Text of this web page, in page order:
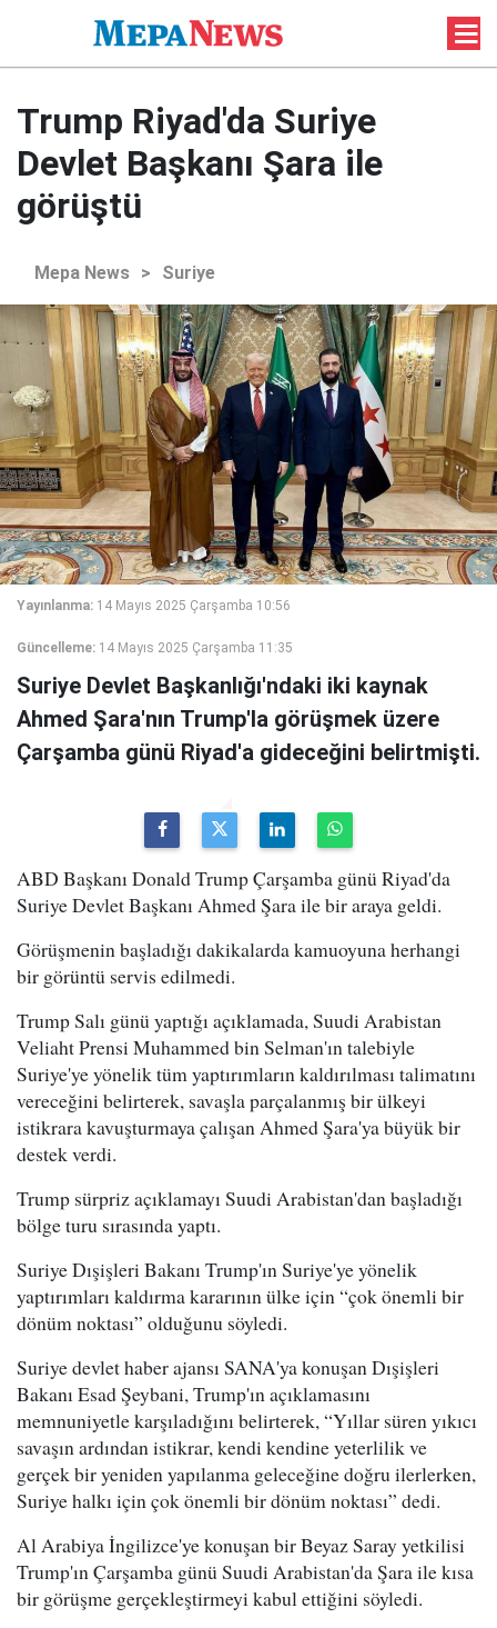
Trump Riyad'da Suriye
Devlet Başkanı Şara ile
görüştü
Mepa News > Suriye
Yayınlanma: 14 Mayıs 2025 Çarşamba 10:56
Güncelleme: 14 Mayıs 2025 Çarşamba 11:35
Suriye Devlet Başkanlığı'ndaki iki kaynak
Ahmed Şara'nın Trump'la görüşmek üzere
Çarşamba günü Riyad'a gideceğini belirtmişti.
ABD Başkanı Donald Trump Çarşamba günü Riyad'da
Suriye Devlet Başkanı Ahmed Şara ile bir araya geldi.
Görüşmenin başladığı dakikalarda kamuoyuna herhangi
bir görüntü servis edilmedi.
Trump Salı günü yaptığı açıklamada, Suudi Arabistan
Veliaht Prensi Muhammed bin Selman'ın talebiyle
Suriye'ye yönelik tüm yaptırımların kaldırılması talimatını
vereceğini belirterek, savaşla parçalanmış bir ülkeyi
istikrara kavuşturmaya çalışan Ahmed Şara'ya büyük bir
destek verdi.
Trump sürpriz açıklamayı Suudi Arabistan'dan başladığı
bölge turu sırasında yaptı.
Suriye Dışişleri Bakanı Trump'ın Suriye'ye yönelik
yaptırımları kaldırma kararının ülke için “çok önemli bir
dönüm noktası” olduğunu söyledi.
Suriye devlet haber ajansı SANA'ya konuşan Dışişleri
Bakanı Esad Şeybani, Trump'ın açıklamasını
memnuniyetle karşıladığını belirterek, “Yıllar süren yıkıcı
savaşın ardından istikrar, kendi kendine yeterlilik ve
gerçek bir yeniden yapılanma geleceğine doğru ilerlerken,
Suriye halkı için çok önemli bir dönüm noktası” dedi.
Al Arabiya İngilizce'ye konuşan bir Beyaz Saray yetkilisi
Trump'ın Çarşamba günü Suudi Arabistan'da Şara ile kısa
bir görüşme gerçekleştirmeyi kabul ettiğini söyledi.